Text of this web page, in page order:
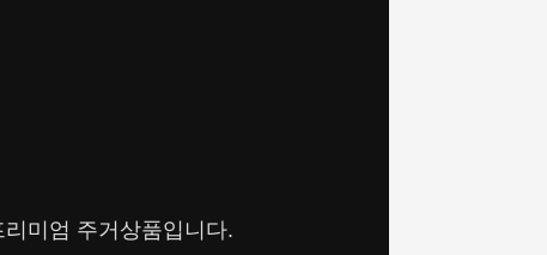
미엄 주거상품입니다.